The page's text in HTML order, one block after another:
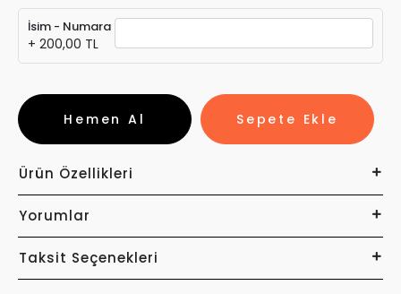
İsim - Numara
+ 200,00 TL
Sepete Ekle
Hemen Al
Ürün Özellikleri
Yorumlar
Taksit Seçenekleri